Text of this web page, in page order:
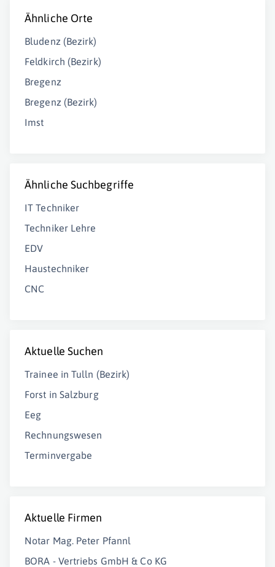
Ähnliche Orte
Bludenz (Bezirk)
Feldkirch (Bezirk)
Bregenz
Bregenz (Bezirk)
Imst
Ähnliche Suchbegriffe
IT Techniker
Techniker Lehre
EDV
Haustechniker
CNC
Aktuelle Suchen
Trainee in Tulln (Bezirk)
Forst in Salzburg
Eeg
Rechnungswesen
Terminvergabe
Aktuelle Firmen
Notar Mag. Peter Pfannl
BORA - Vertriebs GmbH & Co KG